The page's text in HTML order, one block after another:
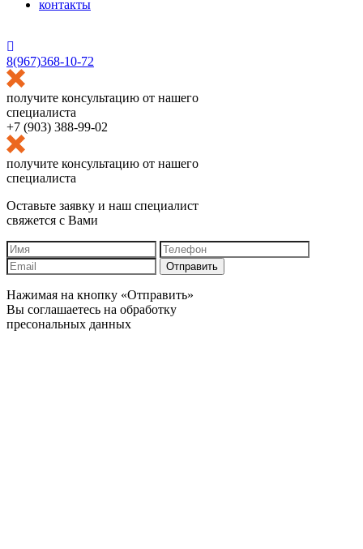
контакты
8(967)368-10-72
получите консультацию от нашего
специалиста
+7 (903) 388-99-02
получите консультацию от нашего
специалиста
Оставьте заявку и наш специалист
свяжется с Вами
Отправить
Нажимая на кнопку «Отправить»
Вы соглашаетесь на обработку
пресональных данных